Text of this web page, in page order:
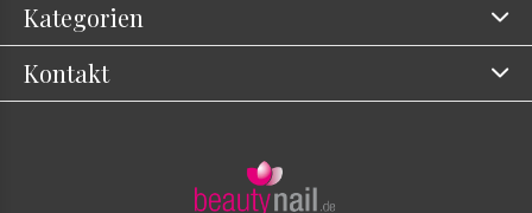
Kategorien
Kontakt